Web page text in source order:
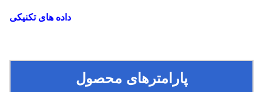
داده های تکنیکی
پارامترهای محصول